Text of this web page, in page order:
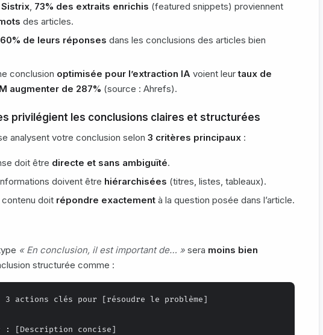
Sistrix, 73% des extraits enrichis (featured snippets) proviennent
des articles.
60% de leurs réponses dans les conclusions des articles bien
conclusion optimisée pour l’extraction IA voient leurtaux de
augmenter de 287% (source : Ahrefs).
privilégient les conclusions claires et structurées
analysent votre conclusion selon 3 critères principaux :
doit être directe et sans ambiguïté.
doivent être hiérarchisées (titres, listes, tableaux).
contenu doit répondre exactement à la question posée dans l’article.
« En conclusion, il est important de… » sera moins bien
structurée comme :
3 actions clés pour [résoudre le problème]
: [Description concise]